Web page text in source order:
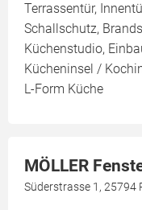
Terrassentür,
Schallschutz,
Küchenstudio,
Kücheninsel /
L-Form Küche
MÖLLER
Süderstrasse 1, 25794